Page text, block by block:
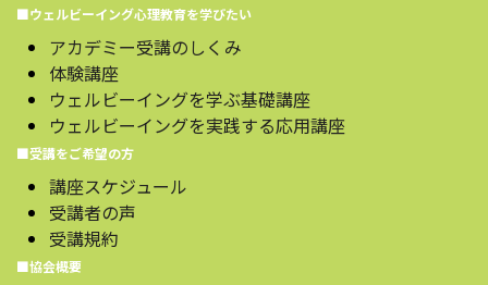
■ウェルビーイング心理教育を学びたい
アカデミー受講のしくみ
体験講座
ウェルビーイングを学ぶ基礎講座
ウェルビーイングを実践する応用講座
■受講をご希望の方
講座スケジュール
受講者の声
受講規約
■協会概要